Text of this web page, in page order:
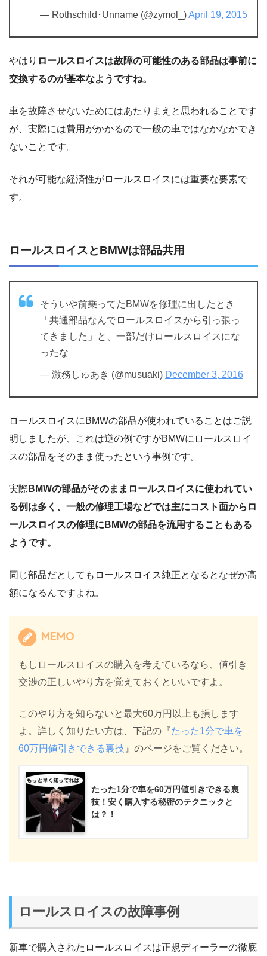
— Rothschild･Unname (@zymol_)April 19, 2015
やはり ロールスロイスは故障の可能性のある部品は事前に
交換するのが基本なようですね。
車を故障させないためにはあたりまえと思われることです
が、実際には費用がかかるので一般の車ではなかなかでき
ないことです。
それが可能な経済性がロールスロイスには重要な要素で
す。
ロールスロイスとBMWは部品共用
そういや前乗ってたBMWを修理に出したとき
「共通部品なんでロールスロイスから引っ張っ
てきました」と、一部だけロールスロイスにな
ったな
— 激務しゅあき (@musuaki) December 3, 2016
ロールスロイスにBMWの部品が使われていることはご説
明しましたが、これは逆の例ですがBMWにロールスロイ
スの部品をそのまま使ったという事例です。
実際 BMWの部品がそのままロールスロイスに使われてい
る例は多く、一般の修理工場などでは主にコスト面からロ
ールスロイスの修理にBMWの部品を流用することもある
ようです。
同じ部品だとしてもロールスロイス純正となるとなぜか高
額になるんですよね。
MEMO
もしロールスロイスの購入を考えているなら、値引き
交渉の正しいやり方を覚えておくといいですよ。
このやり方を知らないと最大60万円以上も損します
よ。詳しく知りたい方は、下記の『たった1分で車を
60万円値引きできる裏技 』のページをご覧ください。
たった1分で車を60万円値引きできる裏
技！安く購入する秘密のテクニックと
は？！
ロールスロイスの故障事例
新車で購入されたロールスロイスは正規ディーラーの徹底